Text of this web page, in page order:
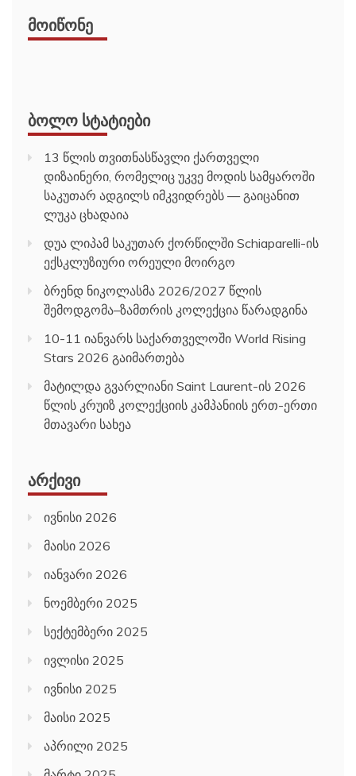
ᲛᲝᲘᲬᲝᲜᲔ
ᲑᲝᲚᲝ ᲡᲢᲐᲢᲘᲔᲑᲘ
13 წლის თვითნასწავლი ქართველი
დიზაინერი, რომელიც უკვე მოდის სამყაროში
საკუთარ ადგილს იმკვიდრებს — გაიცანით
ლუკა ცხადაია
დუა ლიპამ საკუთარ ქორწილში Schiaparelli-ის
ექსკლუზიური ორეული მოირგო
ბრენდ ნიკოლასმა 2026/2027 წლის
შემოდგომა–ზამთრის კოლექცია წარადგინა
10-11 იანვარს საქართველოში World Rising
Stars 2026 გაიმართება
მატილდა გვარლიანი Saint Laurent-ის 2026
წლის კრუიზ კოლექციის კამპანიის ერთ-ერთი
მთავარი სახეა
ᲐᲠᲥᲘᲕᲘ
ივნისი 2026
მაისი 2026
იანვარი 2026
ნოემბერი 2025
სექტემბერი 2025
ივლისი 2025
ივნისი 2025
მაისი 2025
აპრილი 2025